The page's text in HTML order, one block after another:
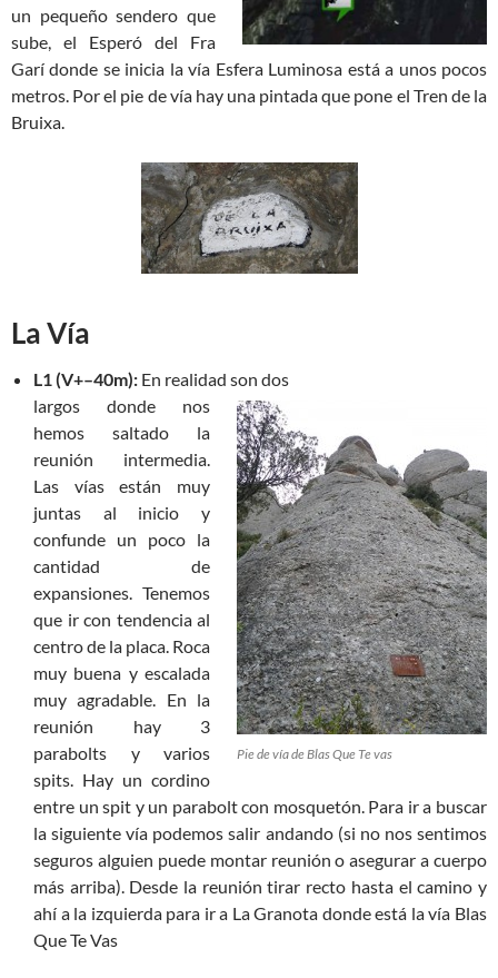
un pequeño sendero que
sube, el Esperó del Fra
Garí donde se inicia la vía Esfera Luminosa está a unos pocos
metros. Por el pie de vía hay una pintada que pone el Tren de la
Bruixa.
La Vía
L1 (V+–40m): En realidad son dos
Pie de vía de Blas Que Te vas
largos donde nos
hemos saltado la
reunión intermedia.
Las vías están muy
juntas al inicio y
confunde un poco la
cantidad de
expansiones. Tenemos
que ir con tendencia al
centro de la placa. Roca
muy buena y escalada
muy agradable. En la
reunión hay 3
parabolts y varios
spits. Hay un cordino
entre un spit y un parabolt con mosquetón. Para ir a buscar
la siguiente vía podemos salir andando (si no nos sentimos
seguros alguien puede montar reunión o asegurar a cuerpo
más arriba). Desde la reunión tirar recto hasta el camino y
ahí a la izquierda para ir a La Granota donde está la vía Blas
Que Te Vas